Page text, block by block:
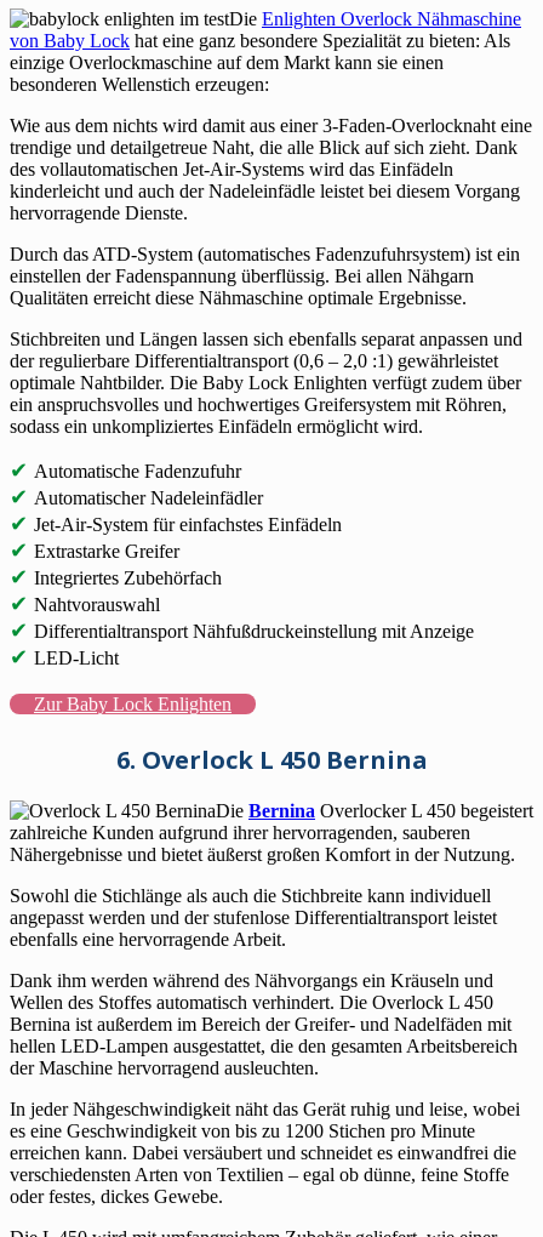
Die Enlighten Overlock Nähmaschine
von Baby Lock hat eine ganz besondere Spezialität zu bieten: Als
einzige Overlockmaschine auf dem Markt kann sie einen
besonderen Wellenstich erzeugen:
Wie aus dem nichts wird damit aus einer 3-Faden-Overlocknaht eine
trendige und detailgetreue Naht, die alle Blick auf sich zieht. Dank
des vollautomatischen Jet-Air-Systems wird das Einfädeln
kinderleicht und auch der Nadeleinfädle leistet bei diesem Vorgang
hervorragende Dienste.
Durch das ATD-System (automatisches Fadenzufuhrsystem) ist ein
einstellen der Fadenspannung überflüssig. Bei allen Nähgarn
Qualitäten erreicht diese Nähmaschine optimale Ergebnisse.
Stichbreiten und Längen lassen sich ebenfalls separat anpassen und
der regulierbare Differentialtransport (0,6 – 2,0 :1) gewährleistet
optimale Nahtbilder. Die Baby Lock Enlighten verfügt zudem über
ein anspruchsvolles und hochwertiges Greifersystem mit Röhren,
sodass ein unkompliziertes Einfädeln ermöglicht wird.
✔ Automatische Fadenzufuhr
✔ Automatischer Nadeleinfädler
✔ Jet-Air-System für einfachstes Einfädeln
✔ Extrastarke Greifer
✔ Integriertes Zubehörfach
✔ Nahtvorauswahl
✔ Differentialtransport Nähfußdruckeinstellung mit Anzeige
✔ LED-Licht
Zur Baby Lock Enlighten
6. Overlock L 450 Bernina
Die Bernina Overlocker L 450 begeistert
zahlreiche Kunden aufgrund ihrer hervorragenden, sauberen
Nähergebnisse und bietet äußerst großen Komfort in der Nutzung.
Sowohl die Stichlänge als auch die Stichbreite kann individuell
angepasst werden und der stufenlose Differentialtransport leistet
ebenfalls eine hervorragende Arbeit.
Dank ihm werden während des Nähvorgangs ein Kräuseln und
Wellen des Stoffes automatisch verhindert. Die Overlock L 450
Bernina ist außerdem im Bereich der Greifer- und Nadelfäden mit
hellen LED-Lampen ausgestattet, die den gesamten Arbeitsbereich
der Maschine hervorragend ausleuchten.
In jeder Nähgeschwindigkeit näht das Gerät ruhig und leise, wobei
es eine Geschwindigkeit von bis zu 1200 Stichen pro Minute
erreichen kann. Dabei versäubert und schneidet es einwandfrei die
verschiedensten Arten von Textilien – egal ob dünne, feine Stoffe
oder festes, dickes Gewebe.